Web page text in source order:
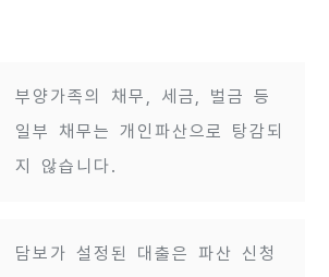
부양가족의 채무, 세금, 벌금 등
일부 채무는 개인파산으로 탕감되
지 않습니다.
담보가 설정된 대출은 파산 신청